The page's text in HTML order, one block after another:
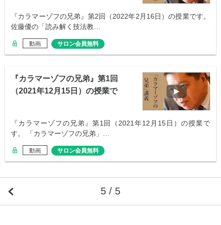
『カラマーゾフの兄弟』第2回（2022年2月16日）の授業です。
佐藤優の「読み解く技法教…
動画 サロン会員無料
『カラマーゾフの兄弟』第1回
（2021年12月15日）の授業で
『カラマーゾフの兄弟』第1回（2021年12月15日）の授業で
す。 「カラマーゾフの兄弟」…
動画 サロン会員無料
5 / 5